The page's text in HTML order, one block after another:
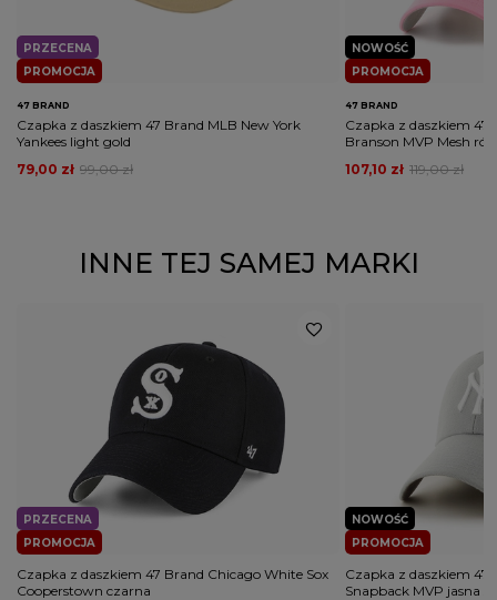
PROMOCJA
PRZECENA
47 BRAND
Czapka z daszkiem 47 Brand MLB New York
Yankees light gold
99,00 zł
79,00 zł
PROMOCJA
NOWOŚĆ
47 BRAND
Czapka z daszkiem 47
Branson MVP Mesh
119,00 zł
107,10 zł
INNE TEJ SAMEJ MARKI
PROMOCJA
PRZECENA
Czapka z daszkiem 47 Brand Chicago White Sox
Cooperstown czarna
PROMOCJA
NOWOŚĆ
Czapka z daszkiem 47
Snapback MVP jasna